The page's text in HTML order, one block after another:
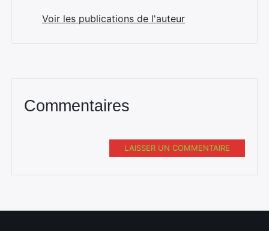
Voir les publications de l'auteur
Commentaires
LAISSER UN COMMENTAIRE